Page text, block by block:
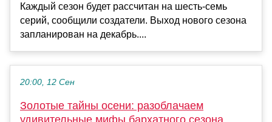
Каждый сезон будет рассчитан на шесть-семь
серий, сообщили создатели. Выход нового сезона
запланирован на декабрь....
20:00, 12 Сен
Золотые тайны осени: разоблачаем
удивительные мифы бархатного сезона